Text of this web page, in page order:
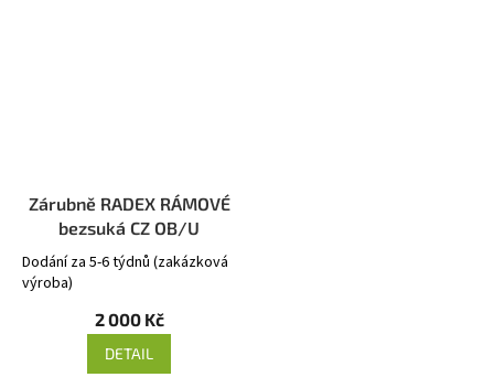
Zárubně RADEX RÁMOVÉ
bezsuká CZ OB/U
Dodání za 5-6 týdnů (zakázková
výroba)
2 000 Kč
DETAIL